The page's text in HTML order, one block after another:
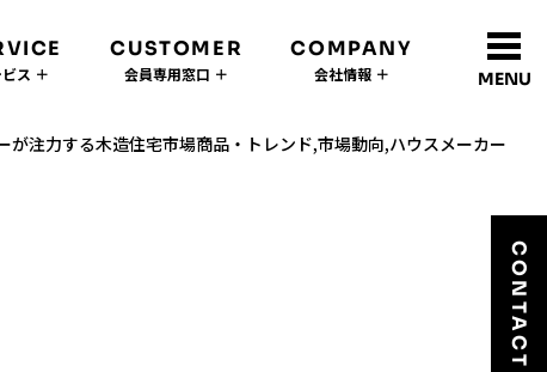
ス ＋
CUSTOMER
会員専用窓口 ＋
COMPANY
会社情報 ＋ MENU
CONTACT
が注力する木造住宅市場商品・トレンド,市場動向,ハウスメーカー